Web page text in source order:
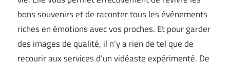
bons souvenirs et de raconter tous les événements
riches en émotions avec vos proches. Et pour garder
des images de qualité, il n’y a rien de tel que de
recourir aux services d’un vidéaste expérimenté. De